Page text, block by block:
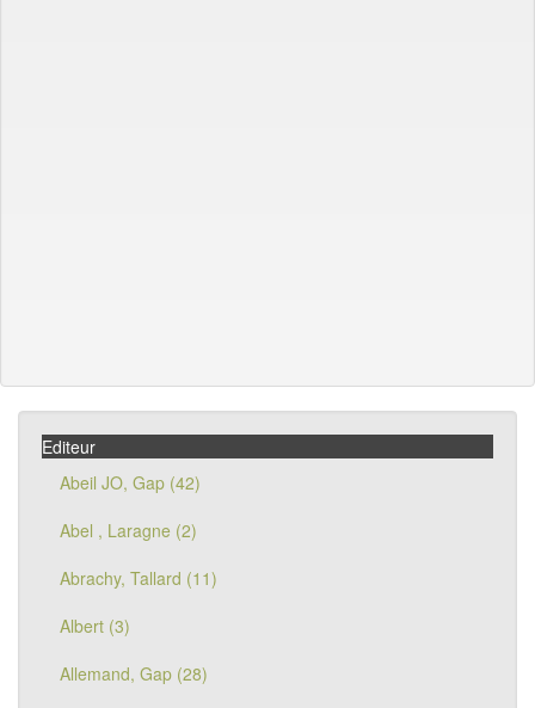
Editeur
Abeil JO, Gap (42)
Abel , Laragne (2)
Abrachy, Tallard (11)
Albert (3)
Allemand, Gap (28)